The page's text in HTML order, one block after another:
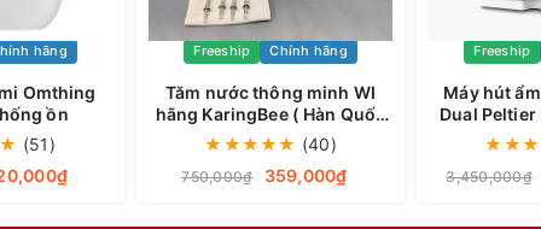
hãng
Omthing
ồn
★ (51)
Freeship Chính hãng
Tăm nước thông minh WI
hãng KaringBee ( Hàn Quốc
), kháng nước IPX7, bình
chứa lớn 300ml, đầu phun
xoay 360 độ
★ ★★★★ (40)
750,000₫ 359,000₫
Freeship
Máy hút
Dual
★ ★★
3,450,000₫